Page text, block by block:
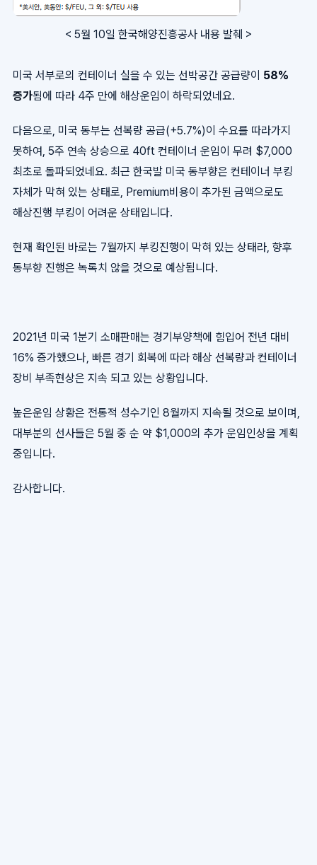
< 5월 10일 한국해양진흥공사 내용 발췌 >
미국 서부로의 컨테이너 실을 수 있는 선박공간 공급량이 58%
증가됨에 따라 4주 만에 해상운임이 하락되었네요.
다음으로, 미국 동부는 선복량 공급(+5.7%)이 수요를 따라가지
못하여, 5주 연속 상승으로 40ft 컨테이너 운임이 무려 $7,000
최초로 돌파되었네요. 최근 한국발 미국 동부향은 컨테이너 부킹
자체가 막혀 있는 상태로, Premium비용이 추가된 금액으로도
해상진행 부킹이 어려운 상태입니다.
현재 확인된 바로는 7월까지 부킹진행이 막혀 있는 상태라, 향후
동부향 진행은 녹록치 않을 것으로 예상됩니다.
2021년 미국 1분기 소매판매는 경기부양책에 힘입어 전년 대비
16% 증가했으나, 빠른 경기 회복에 따라 해상 선복량과 컨테이너
장비 부족현상은 지속 되고 있는 상황입니다.
높은운임 상황은 전통적 성수기인 8월까지 지속될 것으로 보이며,
대부분의 선사들은 5월 중 순 약 $1,000의 추가 운임인상을 계획
중입니다.
감사합니다.